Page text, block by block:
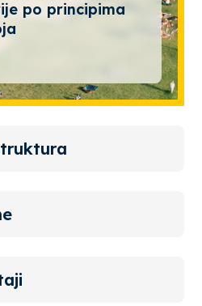
po principima